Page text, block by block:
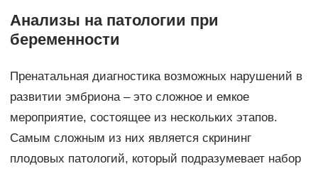
Анализы на патологии при
беременности
Пренатальная диагностика возможных нарушений в
развитии эмбриона – это сложное и емкое
мероприятие, состоящее из нескольких этапов.
Самым сложным из них является скрининг
плодовых патологий, который подразумевает набор